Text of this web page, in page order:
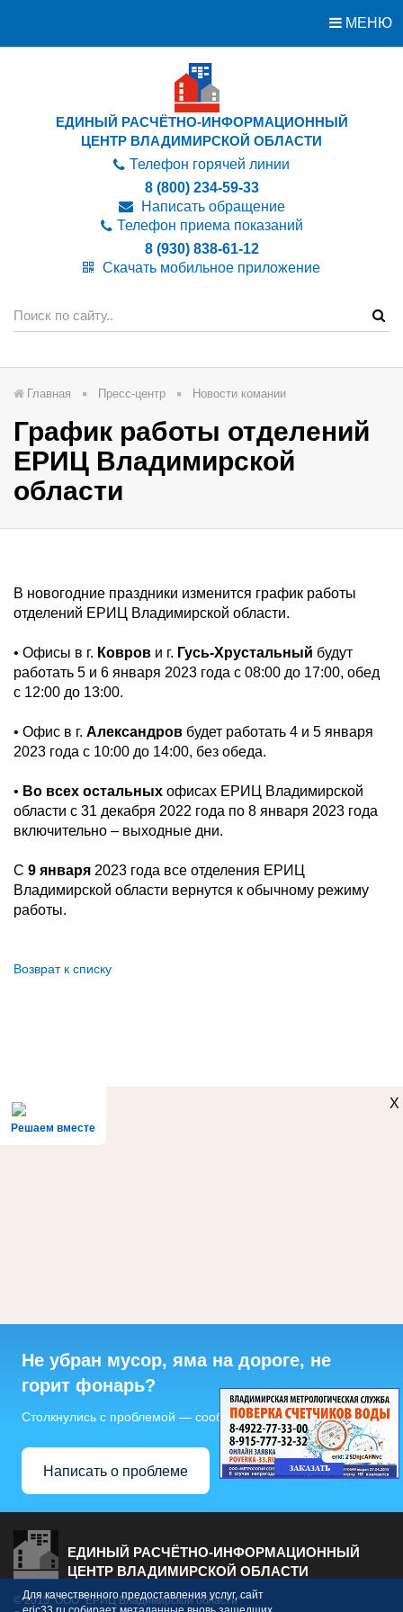
X
МЕНЮ
ЕДИНЫЙ РАСЧЁТНО-ИНФОРМАЦИОННЫЙ
ЦЕНТР ВЛАДИМИРСКОЙ ОБЛАСТИ
Телефон горячей линии
8 (800) 234-59-33
Написать обращение
Телефон приема показаний
8 (930) 838-61-12
Скачать мобильное приложение
Главная Пресс-центр Новости комании
График работы отделений
ЕРИЦ Владимирской
области
В новогодние праздники изменится график работы
отделений ЕРИЦ Владимирской области.
• Офисы в г. Ковров и г. Гусь-Хрустальный будут
работать 5 и 6 января 2023 года с 08:00 до 17:00, обед
с 12:00 до 13:00.
• Офис в г. Александров будет работать 4 и 5 января
2023 года с 10:00 до 14:00, без обеда.
• Во всех остальных офисах ЕРИЦ Владимирской
области с 31 декабря 2022 года по 8 января 2023 года
включительно – выходные дни.
С 9 января 2023 года все отделения ЕРИЦ
Владимирской области вернутся к обычному режиму
работы.
Возврат к списку
Решаем вместе
Не убран мусор, яма на дороге, не
горит фонарь?
Столкнулись с проблемой — сообщите о ней!
Написать о проблеме
ЕДИНЫЙ РАСЧЁТНО-ИНФОРМАЦИОННЫЙ
ЦЕНТР ВЛАДИМИРСКОЙ ОБЛАСТИ
© 2015. ООО "ЕРИЦ Владимирской области"
Для качественного предоставления услуг, сайт